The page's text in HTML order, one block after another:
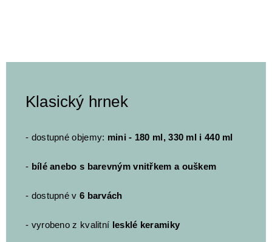
Klasický hrnek
- dostupné objemy: mini - 180 ml, 330 ml i 440 ml
- bílé anebo s barevným vnitřkem a ouškem
- dostupné v 6 barvách
- vyrobeno z kvalitní lesklé keramiky